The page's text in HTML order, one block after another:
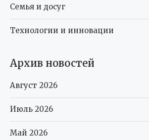
Семья и досуг
Технологии и инновации
Архив новостей
Август 2026
Июль 2026
Май 2026